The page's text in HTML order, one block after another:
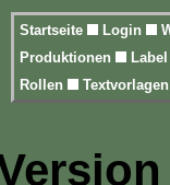
Startseite Login
Produktionen
Rollen